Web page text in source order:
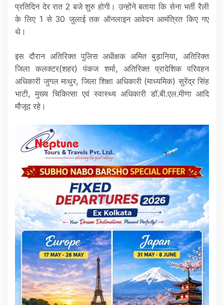
प्रतिदिन देर रात 2 बजे शुरु होगी। उन्होंने बताया कि सेना भर्ती रैली
के लिए 1 से 30 जुलाई तक ऑनलाइन आवेदन आमंत्रित किए गए
थे।
इस दौरान अतिरिक्त पुलिस अधीक्षक अमित बुड़ानिया, अतिरिक्त
जिला कलक्टर(शहर) पंकज शर्मा, अतिरिक्त प्रादेशिक परिवहन
अधिकारी जुगल माथुर, जिला शिक्षा अधिकारी (माध्यमिक) सुरेंद्र सिंह
भाटी, मुख्य चिकित्सा एवं स्वास्थ्य अधिकारी डॉ.बी.एल.मीणा आदि
मौजूद रहे।